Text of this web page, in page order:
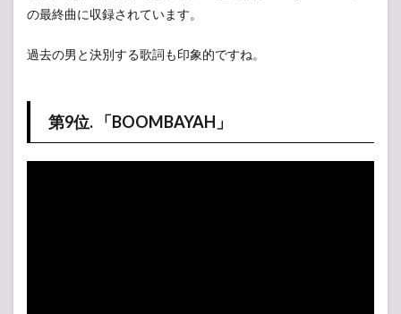
の最終曲に収録されています。
過去の男と決別する歌詞も印象的ですね。
第9位. 「BOOMBAYAH」